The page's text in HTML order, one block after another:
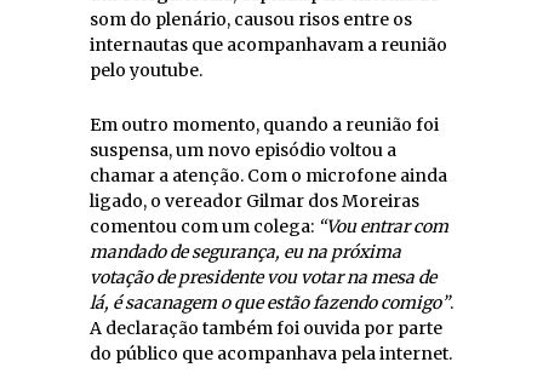
som do plenário, causou risos entre os
internautas que acompanhavam a reunião
pelo youtube.
Em outro momento, quando a reunião foi
suspensa, um novo episódio voltou a
chamar a atenção. Com o microfone ainda
ligado, o vereador Gilmar dos Moreiras
comentou com um colega: “Vou entrar com
mandado de segurança, eu na próxima
votação de presidente vou votar na mesa de
lá, é sacanagem o que estão fazendo comigo”.
A declaração também foi ouvida por parte
do público que acompanhava pela internet.